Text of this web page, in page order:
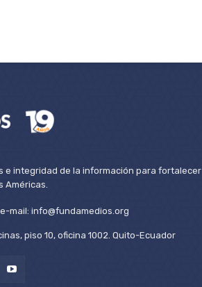
e integridad de la información para fortalecer
Américas.
mail: info@fundamedios.org
piso 10, oficina 1002. Quito-Ecuador